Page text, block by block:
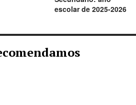
escolar de 2025-2026